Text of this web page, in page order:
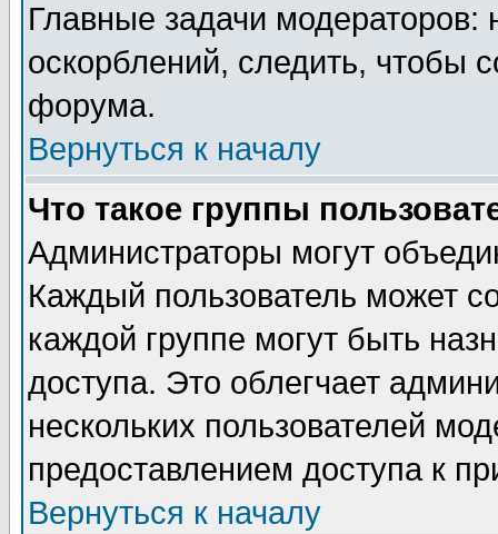
Главные задачи
оскорблений, следить, чтобы
форума.
Вернуться к началу
Что такое группы
Администраторы могут
Каждый пользователь может
каждой группе могут быть
доступа. Это облегчает
нескольких пользователей
предоставлением доступа к
Вернуться к началу